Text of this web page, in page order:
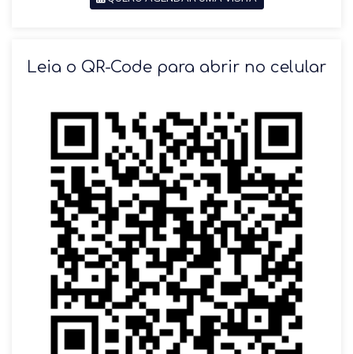
Leia o QR-Code para abrir no celular